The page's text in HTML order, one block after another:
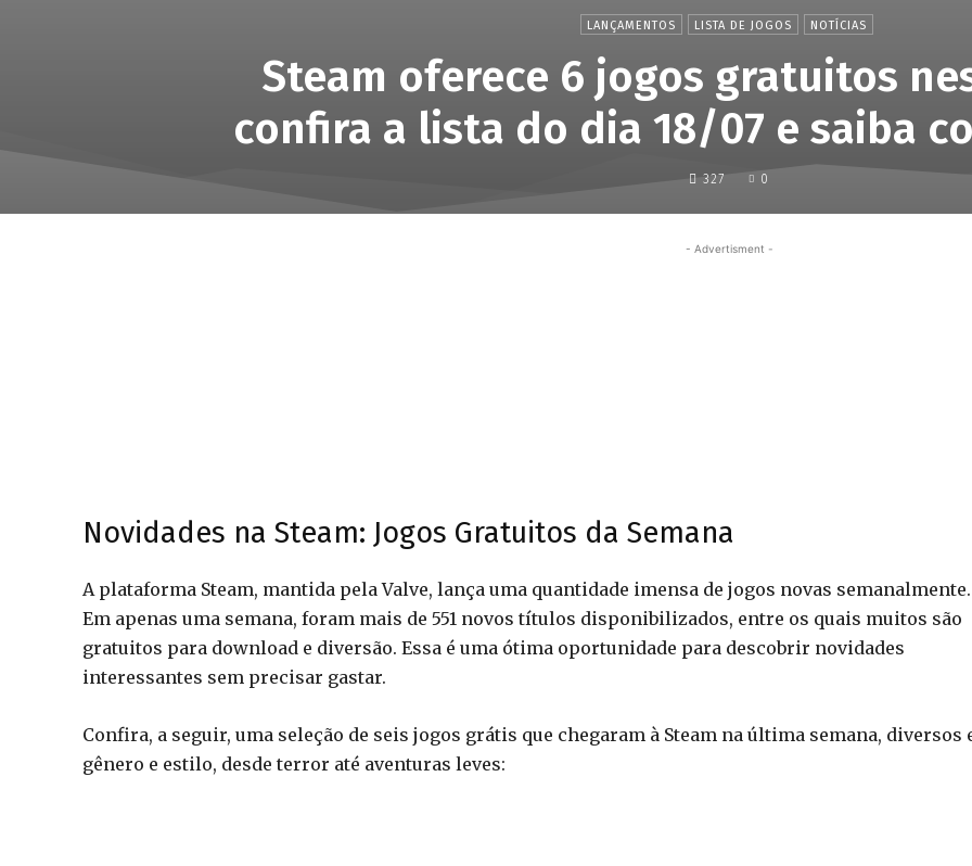
LANÇAMENTOS LISTA DE JOGOS NOTÍCIAS
Steam oferece 6 jogos gratuitos
confira a lista do dia 18/07 e saiba
327 0
- Advertisment -
Novidades na Steam: Jogos Gratuitos da Semana
A plataforma Steam, mantida pela Valve, lança uma quantidade imensa de jogos novas semanalmente.
Em apenas uma semana, foram mais de 551 novos títulos disponibilizados, entre os quais muitos são
gratuitos para download e diversão. Essa é uma ótima oportunidade para descobrir novidades
interessantes sem precisar gastar.
Confira, a seguir, uma seleção de seis jogos grátis que chegaram à Steam na última semana, diversos
gênero e estilo, desde terror até aventuras leves: